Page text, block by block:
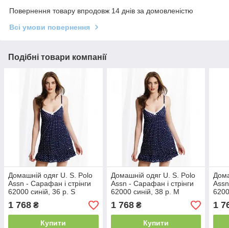
Повернення товару впродовж 14 днів за домовленістю
Всі умови повернення
Подібні товари компанії
Домашній одяг U. S. Polo
Assn - Сарафан і стрінги
62000 синій, 36 р. S
1 768 ₴
Купити
Домашній одяг U. S. Polo
Assn - Сарафан і стрінги
62000 синій, 38 р. M
1 768₴
Купити
1